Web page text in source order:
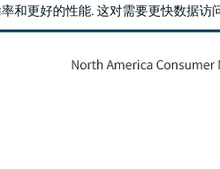
和更好的性能. 这对需要更快数据